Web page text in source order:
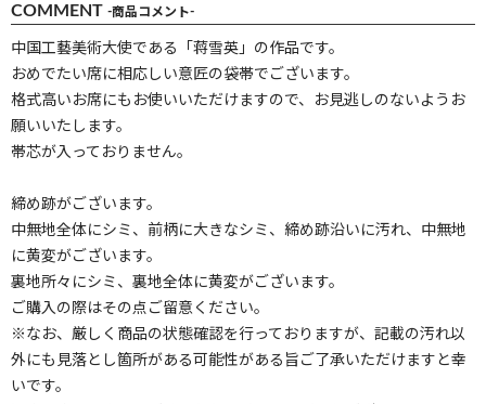
COMMENT -商品コメント-
中国工藝美術大使である「蒋雪英」の作品です。
おめでたい席に相応しい意匠の袋帯でございます。
格式高いお席にもお使いいただけますので、お見逃しのないようお
願いいたします。
帯芯が入っておりません。
締め跡がございます。
中無地全体にシミ、前柄に大きなシミ、締め跡沿いに汚れ、中無地
に黄変がございます。
裏地所々にシミ、裏地全体に黄変がございます。
ご購入の際はその点ご留意ください。
※なお、厳しく商品の状態確認を行っておりますが、記載の汚れ以
外にも見落とし箇所がある可能性がある旨ご了承いただけますと幸
いです。